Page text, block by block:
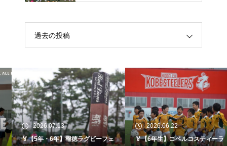
過去の投稿
2026.07.13
🏅【5年・6年】報徳ラグビーフェ
2026.06.22
🏅【6年生】コベルコスティーラ